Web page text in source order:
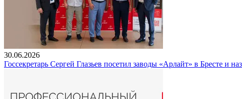
30.06.2026
Госсекретарь Сергей Глазьев посетил заводы «Арлайт» в Бресте и